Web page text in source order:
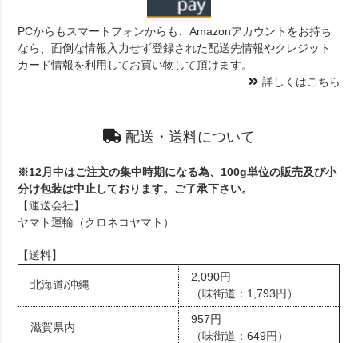
PCからもスマートフォンからも、Amazonアカウントをお持ち
なら、面倒な情報入力せず登録された配送先情報やクレジット
カード情報を利用してお買い物して頂けます。
詳しくはこちら
配送・送料について
※12月中はご注文の集中時期になる為、100g単位の販売及び小
分け包装は中止しております。ご了承下さい。
【運送会社】
ヤマト運輸（クロネコヤマト）
【送料】
北海道/沖縄
2,090円
（味街道：1,793円）
滋賀県内
957円
（味街道：649円）